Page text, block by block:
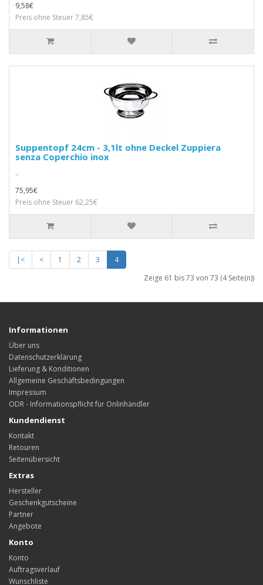
9,58€
Preis ohne Steuer 7,85€
Suppentopf 24cm - 3,1lt ohne Deckel Zuppiera
senza Coperchio inox
..
75,95€
Preis ohne Steuer 62,25€
|< < 1 2 3
4
Zeige 61 bis 73 von 73 (4 Seite(n))
Informationen
Über uns
Datenschutzerklärung
Lieferung & Konditionen
Allgemeine Geschäftsbedingungen
Impressum
ODR - Informationspflicht für Onlinhändler
Kundendienst
Kontakt
Retouren
Seitenübersicht
Extras
Hersteller
Geschenkgutscheine
Partner
Angebote
Konto
Konto
Auftragsverlauf
Wunschliste